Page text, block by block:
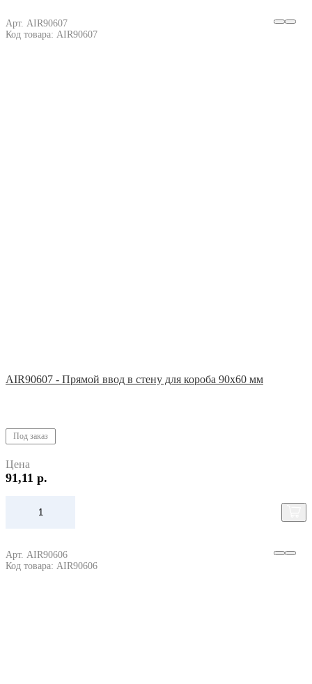
Арт. AIR90607
Код товара: AIR90607
AIR90607 - Прямой ввод в стену для короба 90х60 мм
Под заказ
Цена
91,11 р.
Арт. AIR90606
Код товара: AIR90606